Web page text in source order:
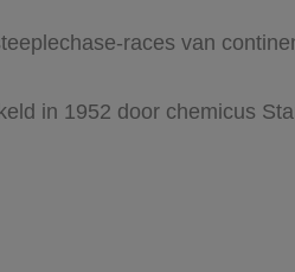
races van
in 1952 door chemicus